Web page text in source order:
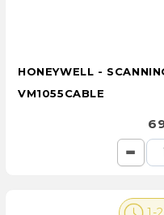
HONEYWELL -
VM1055CABLE